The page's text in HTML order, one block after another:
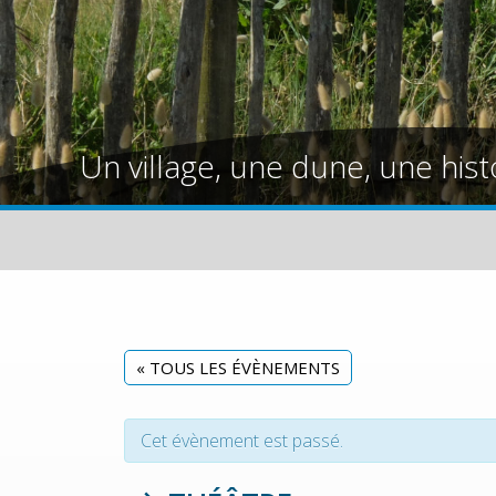
Un village, une dune, une
« TOUS LES ÉVÈNEMENTS
Cet évènement est passé.